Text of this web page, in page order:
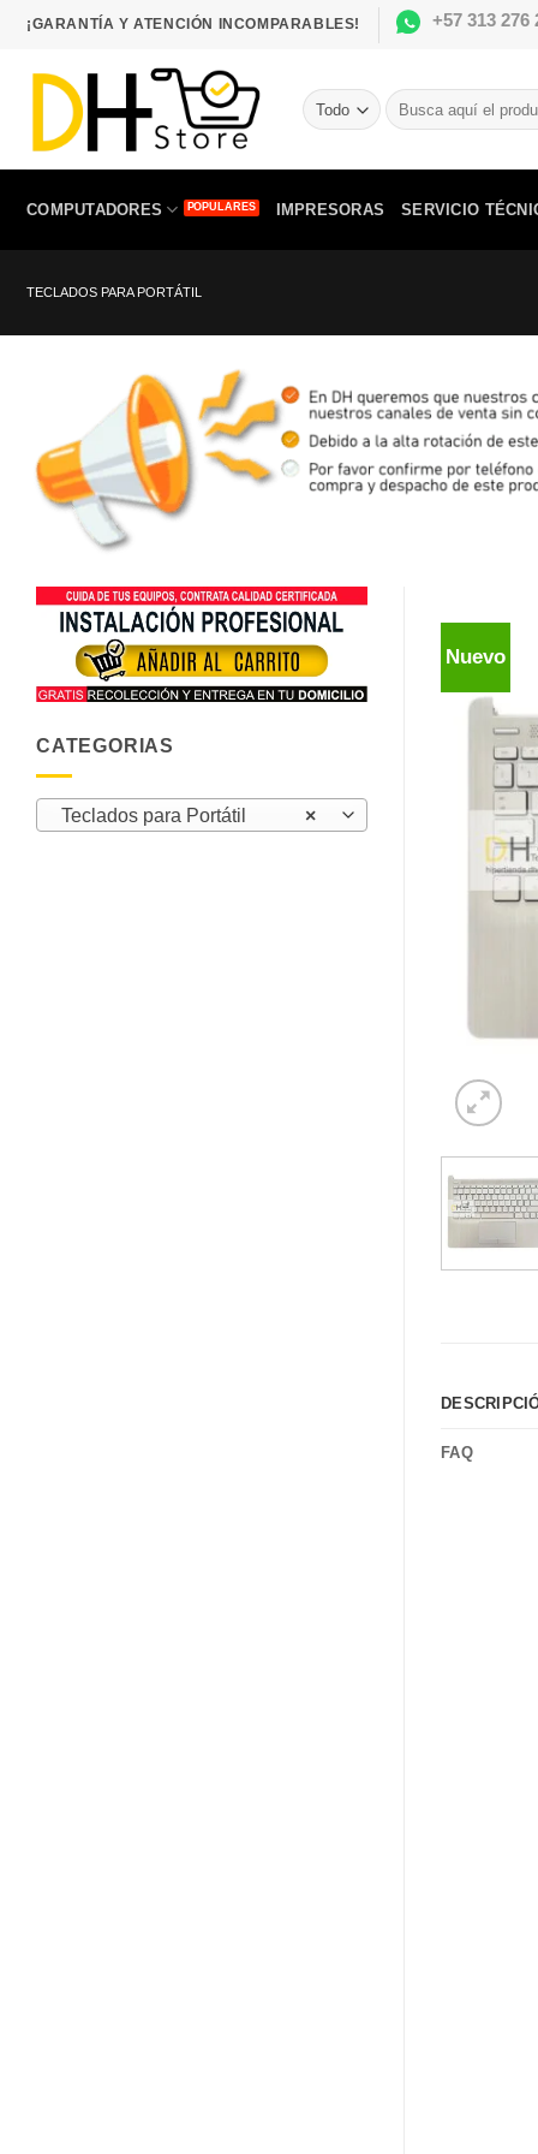
Saltar
contenido
¡GARANTÍA Y ATENCIÓN INCOMPARABLES! +57 313 276
Buscar
por:
COMPUTADORES IMPRESORAS SERVICIO
TECLADOS PARA PORTÁTIL
CATEGORIAS
×
Teclados para Portátil
Nuevo
FAQ